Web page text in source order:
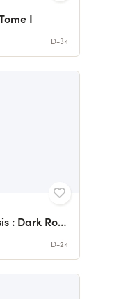
I
D-34
Collector Spider Psychosis : Dark Romance Fantastique
D-24